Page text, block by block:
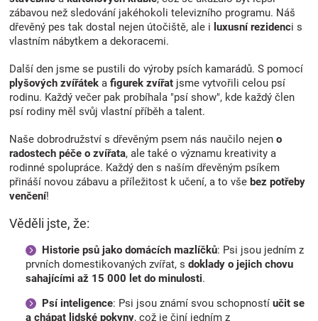
u
zábavou než sledování jakéhokoli televizního programu. Náš
dřevěný pes tak dostal nejen útočiště, ale i luxusní rezidenci s
vlastním nábytkem a dekoracemi.
Další den jsme se pustili do výroby psích kamarádů. S pomocí
plyšových zvířátek a figurek zvířat jsme vytvořili celou psí
rodinu. Každý večer pak probíhala "psí show", kde každý člen
psí rodiny měl svůj vlastní příběh a talent.
Naše dobrodružství s dřevěným psem nás naučilo nejen o
radostech péče o zvířata, ale také o významu kreativity a
rodinné spolupráce. Každý den s naším dřevěným psíkem
přináší novou zábavu a příležitost k učení, a to vše bez potřeby
venčení!
Věděli jste, že:
Historie psů jako domácích mazlíčků: Psi jsou jedním z
prvních domestikovaných zvířat, s doklady o jejich chovu
sahajícími až 15 000 let do minulosti.
Psí inteligence: Psi jsou známí svou schopností učit se
a chápat lidské pokyny, což je činí jedním z